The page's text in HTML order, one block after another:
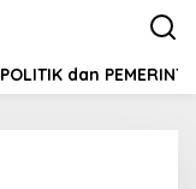
POLITIK dan